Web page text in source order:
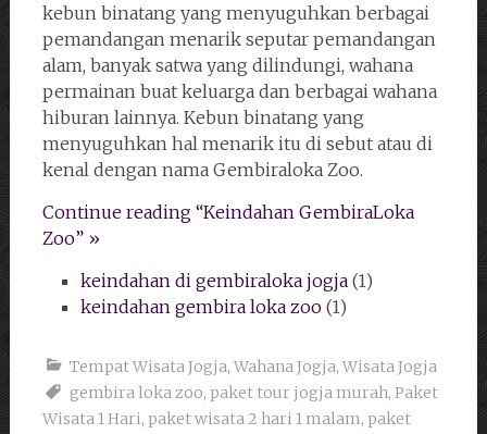
kebun binatang yang menyuguhkan berbagai
pemandangan menarik seputar pemandangan
alam, banyak satwa yang dilindungi, wahana
permainan buat keluarga dan berbagai wahana
hiburan lainnya. Kebun binatang yang
menyuguhkan hal menarik itu di sebut atau di
kenal dengan nama Gembiraloka Zoo.
Continue reading “Keindahan GembiraLoka
Zoo” »
keindahan di gembiraloka jogja(1)
keindahan gembira loka zoo(1)
Tempat Wisata Jogja, Wahana Jogja, Wisata Jogja
gembira loka zoo, paket tour jogja murah, Paket
Wisata 1 Hari, paket wisata 2 hari 1 malam, paket